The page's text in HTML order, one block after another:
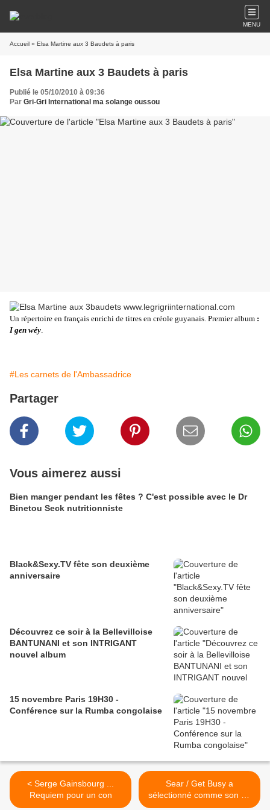
MENU
Accueil » Elsa Martine aux 3 Baudets à paris
Elsa Martine aux 3 Baudets à paris
Publié le 05/10/2010 à 09:36
Par Gri-Gri International ma solange oussou
Un répertoire en français enrichi de titres en créole guyanais. Premier album :
I gen wéy.
#Les carnets de l'Ambassadrice
Partager
Vous aimerez aussi
Bien manger pendant les fêtes ? C'est possible avec le Dr
Binetou Seck nutritionniste
Black&Sexy.TV fête son deuxième
anniversaire
Découvrez ce soir à la Bellevilloise
BANTUNANI et son INTRIGANT
nouvel album
15 novembre Paris 19H30 -
Conférence sur la Rumba congolaise
< Serge Gainsbourg ...
Requiem pour un con
Sear / Get Busy a
sélectionné comme son du
jour... Semaine Funk 80 /